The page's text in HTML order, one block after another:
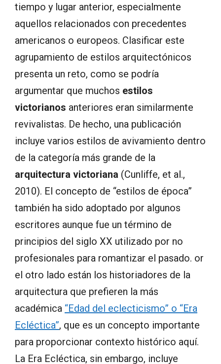
tiempo y lugar anterior, especialmente
aquellos relacionados con precedentes
americanos o europeos. Clasificar este
agrupamiento de estilos arquitectónicos
presenta un reto, como se podría
argumentar que muchos estilos
victorianos anteriores eran similarmente
revivalistas. De hecho, una publicación
incluye varios estilos de avivamiento dentro
de la categoría más grande de la
arquitectura victoriana (Cunliffe, et al.,
2010). El concepto de “estilos de época”
también ha sido adoptado por algunos
escritores aunque fue un término de
principios del siglo XX utilizado por no
profesionales para romantizar el pasado. or
el otro lado están los historiadores de la
arquitectura que prefieren la más
académica “Edad del eclecticismo” o “Era
Ecléctica”, que es un concepto importante
para proporcionar contexto histórico aquí.
La Era Ecléctica, sin embargo, incluye